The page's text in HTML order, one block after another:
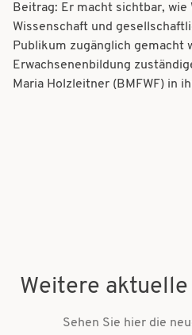
Beitrag: Er macht sichtbar, wie
Wissenschaft und
Publikum zugänglich gemacht
Erwachsenenbildung
Maria Holzleitner (BMFWF) in
Weitere
Sehen Sie hier die